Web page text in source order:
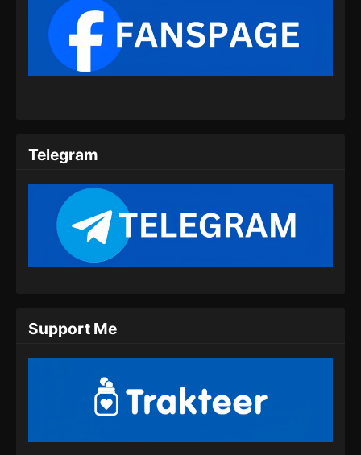
Purple River Episode 9 Subtitle
Indonesia
Purple River Episode 11 Subtitle
Indonesia
Purple River Season 2 Episode 02
Eps 02 - Purple River Season 2 Episode 02
Telegram
Support Me